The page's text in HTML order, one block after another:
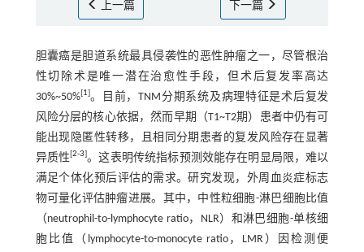
上一篇 下一篇
胆囊癌是胆道系统最具侵袭性的恶性肿瘤之一，尽管根治
性切除术是唯一潜在治愈性手段，但术后复发率高达
30%~50%[1]。目前，TNM分期系统及病理特征是术后复发
风险分层的核心依据，然而早期（T1~T2期）患者中仍有可
能出现隐匿性转移，且相同分期患者的复发风险存在显著
异质性[2-3]。这表明传统指标预测效能存在明显局限，难以
满足个体化预后评估的需求。研究发现，外周血炎症标志
物可量化评估肿瘤进展。其中，中性粒细胞-淋巴细胞比值
（neutrophil-to-lymphocyte ratio，NLR）和淋巴细胞-单核细
胞比值（lymphocyte-to-monocyte ratio，LMR）因检测便